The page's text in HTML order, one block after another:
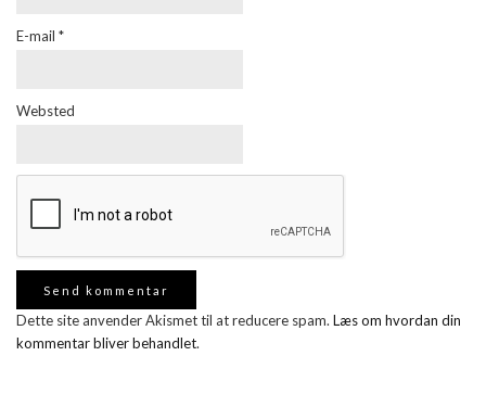
E-mail *
Websted
Dette site anvender Akismet til at reducere spam. Læs om hvordan din
kommentar bliver behandlet.